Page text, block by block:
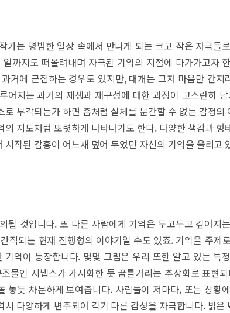
가는 평범한 일상 속에서 만나게 되는 크고 작은 자극들
까지도 떠올려내며 자극된 기억의 지점에 다가가고자
거에 근접하는 경우도 있지만, 대개는 그저 마음만 간지
어지는 과거의 재생과 재구성에 대한 과정이 고스란히
부각되는가 하면 좀처럼 실체를 분간할 수 없는 감정의
지도처럼 또렷하게 나타나기도 한다. 다양한 색감과 형
작된 감흥이 어느새 덮어 두었던 자신의 기억을 울리고
될 것입니다. 또 다른 사람에게 기억은 두고두고 깊어지
직되는 현재 진행형의 이야기일 수도 있죠. 기억을 주제
억이 등장합니다. 몇몇 그림은 우리 또한 알고 있는 특
물인 시냅스가 가시화한 듯 꿈틀거리는 추상화로 표현
놓듯 차분하게 보여줍니다. 사람들이 저마다, 또는 상황
다양하게 변주되어 각기 다른 감성을 자극합니다. 밝은